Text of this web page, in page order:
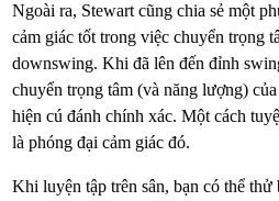
Ngoài ra, Stewart cũng chia sẻ một
cảm giác tốt trong việc chuyển trọng
downswing. Khi đã lên đến đỉnh
chuyển trọng tâm (và năng lượng)
hiện cú đánh chính xác. Một cách
là phóng đại cảm giác đó.
Khi luyện tập trên sân, bạn có thể